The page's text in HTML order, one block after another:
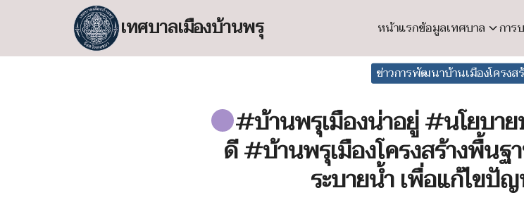
เทศบาลเมืองบ้านพรุ หน้าแรกข้อมูลเทศบาล การ
Search
ข่าวการพัฒนาบ้านเมืองโครงส
#บ้านพรุเมืองน่าอยู่ #นโยบา
ดี #บ้านพรุเมืองโครงสร้างพื้น
ระบายน้ำ เพื่อแก้ไขปั